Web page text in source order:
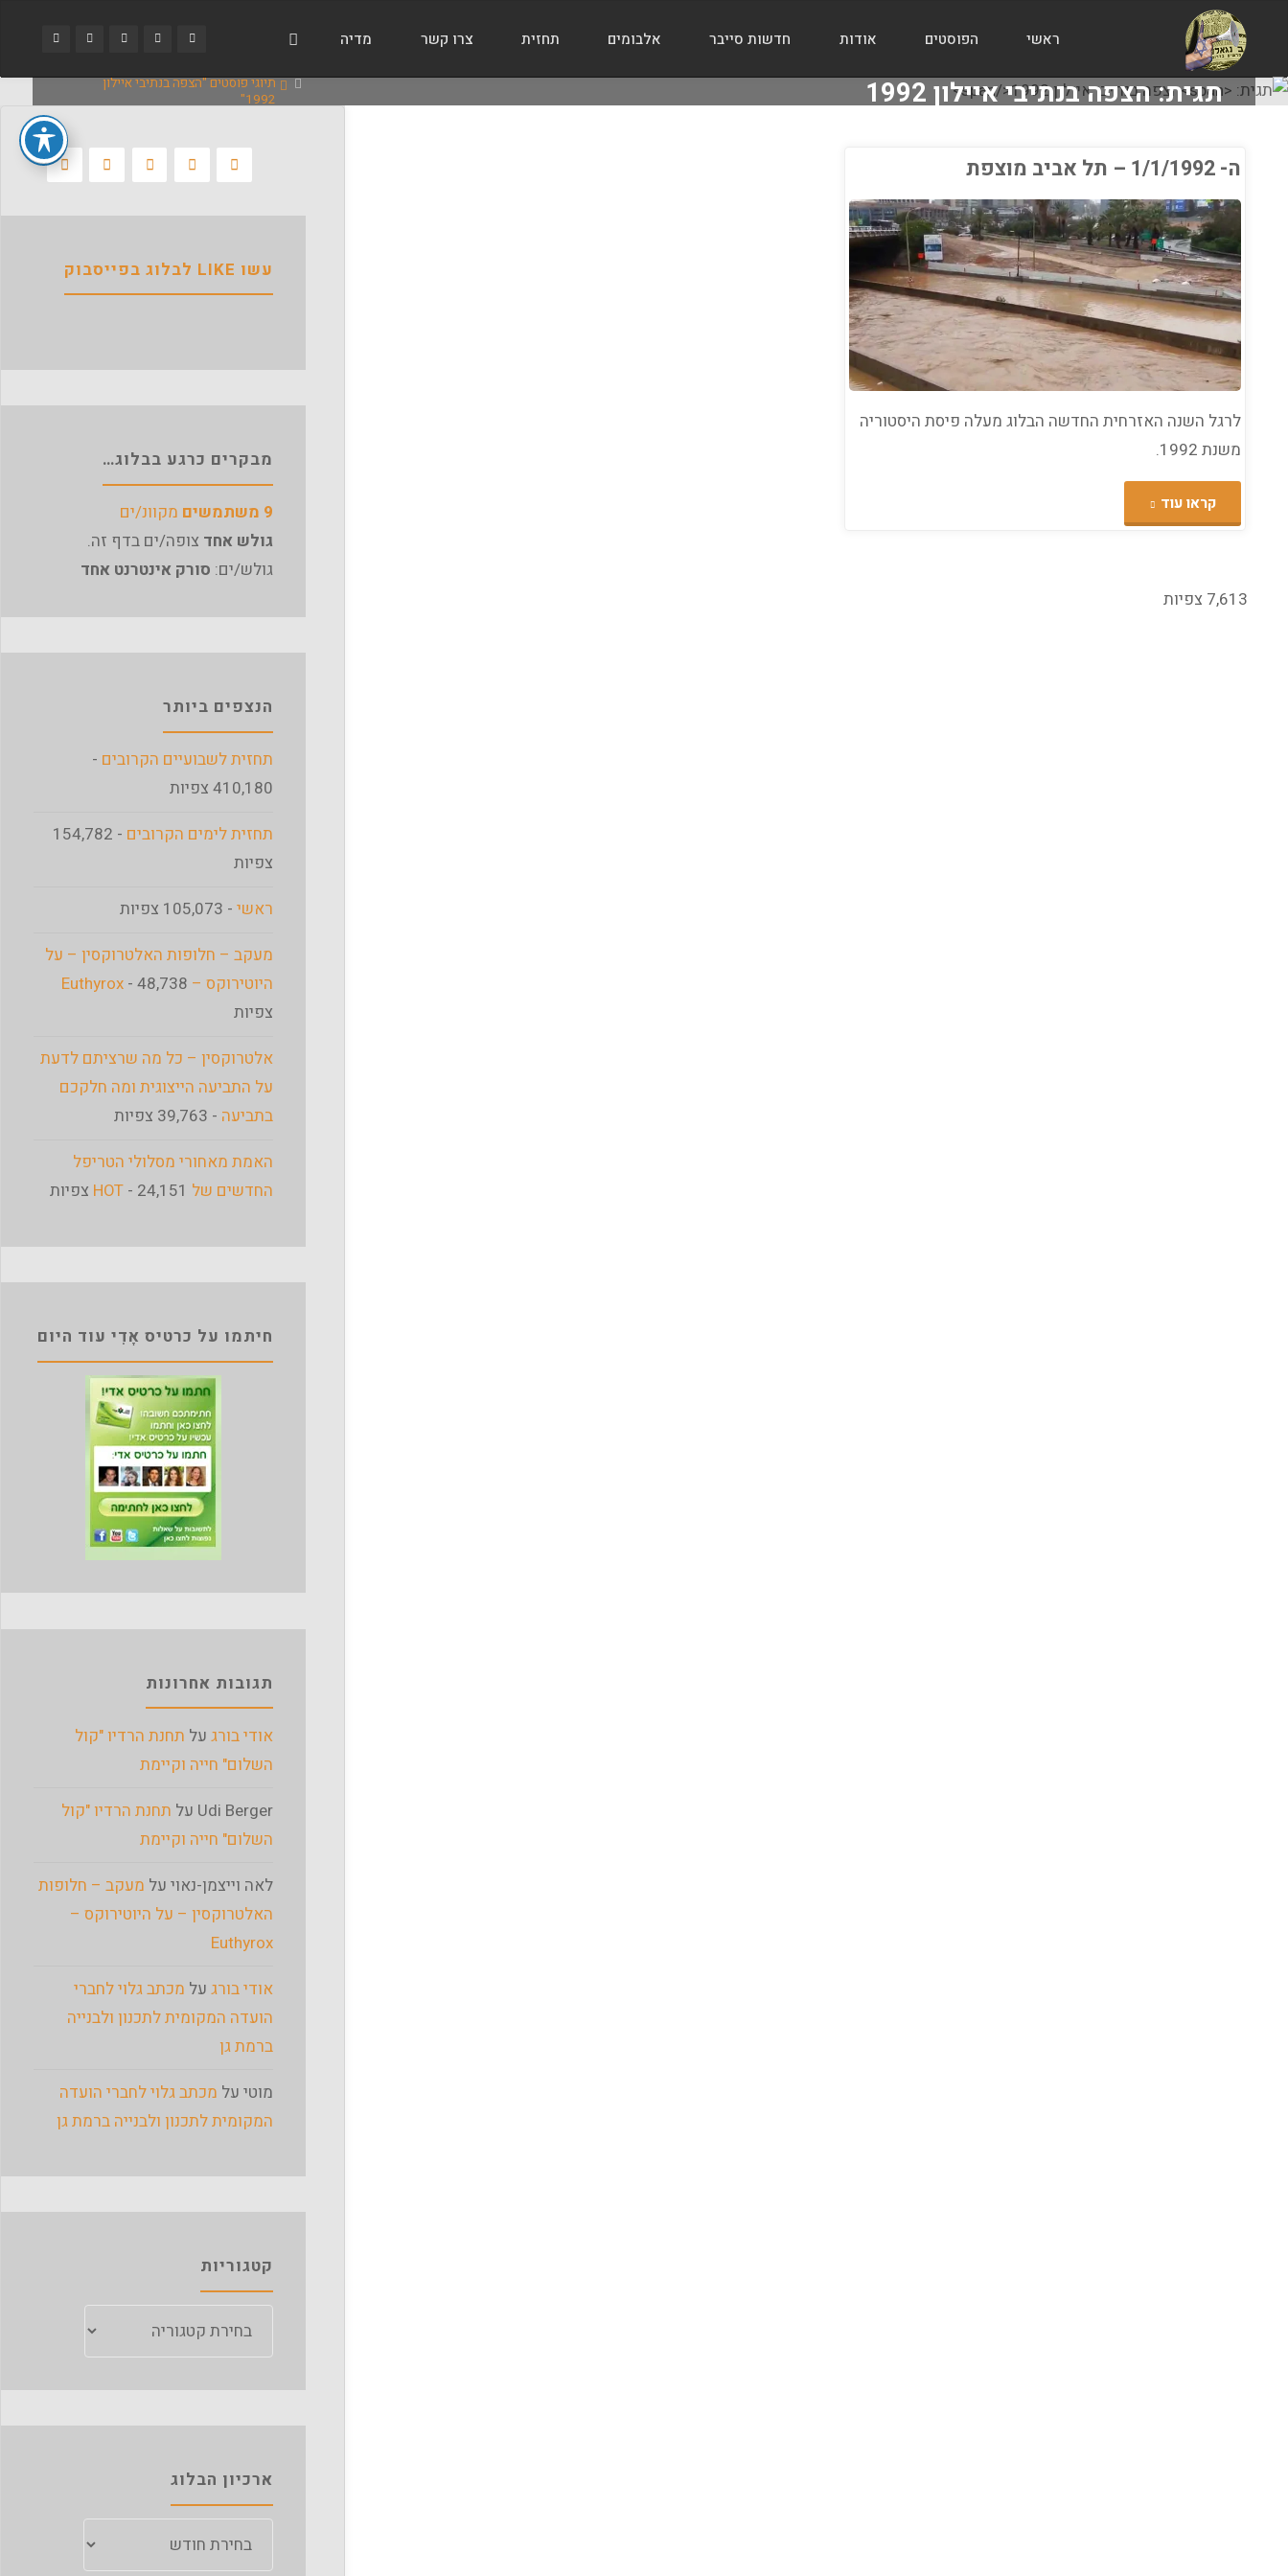
הבלוג
של
ראשי הפוסטים אודות חדשות סייבר אלבומים תחזית צרו קשר מדיה
תגית:הצפה בנתיבי איילון 1992 ביתתיוגי פוסטים "הצפה בנתיבי איילון
1992"
ה- 1/1/1992 – תל אביב מוצפת
מדיה/מזג
לרגל השנה האזרחית החדשה הבלוג מעלה פיסת היסטוריה
משנת 1992.
קראו עוד
7,613 צפיות
עשו LIKE לבלוג בפייסבוק
מבקרים כרגע בבלוג…
9 משתמשים
מקוונ/ים
גולש אחד צופה/ים בדף זה.
גולש/ים: סורק אינטרנט אחד
הנצפים ביותר
תחזית לשבועיים הקרובים -
410,180 צפיות
תחזית לימים הקרובים
- 154,782
צפיות
ראשי - 105,073 צפיות
מעקב – חלופות האלטרוקסין – על
היוטירוקס – Euthyrox - 48,738
צפיות
אלטרוקסין – כל מה שרציתם לדעת
על התביעה הייצוגית ומה חלקכם
בתביעה - 39,763 צפיות
האמת מאחורי מסלולי הטריפל
החדשים של HOT - 24,151 צפיות
חיתמו על כרטיס אָדִי עוד היום
תגובות אחרונות
אודי בורג על תחנת הרדיו "קול
השלום" חייה וקיימת
Udi Berger על תחנת הרדיו "קול
השלום" חייה וקיימת
לאה וייצמן-נאוי על מעקב – חלופות
האלטרוקסין – על היוטירוקס –
Euthyrox
אודי בורג על מכתב גלוי לחברי
הועדה המקומית לתכנון ולבנייה
ברמת גן
מוטי על מכתב גלוי לחברי הועדה
המקומית לתכנון ולבנייה ברמת גן
קטגוריות
ארכיון הבלוג